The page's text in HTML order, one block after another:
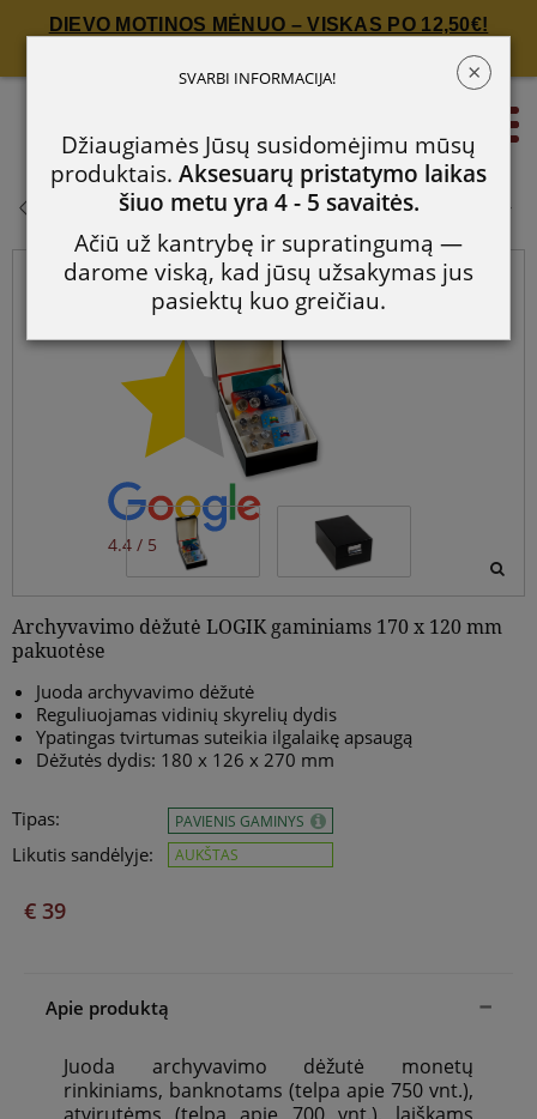
DIEVO MOTINOS MĖNUO – VISKAS PO 12,50€!
4.4 / 5
Archyvavimo dėžutė LOGIK
gaminiams 170 x 120 mm pakuotėse
Archyvavimo dėžutė LOGIK gaminiams 170 x 120 mm
pakuotėse
Juoda archyvavimo dėžutė
Reguliuojamas vidinių skyrelių dydis
Ypatingas tvirtumas suteikia ilgalaikę apsaugą
Dėžutės dydis: 180 x 126 x 270 mm
Tipas:
Likutis sandėlyje:
PAVIENIS GAMINYS
AUKŠTAS
€ 39
Apie produktą
Juoda archyvavimo dėžutė monetų
rinkiniams, banknotams (telpa apie 750 vnt.),
Archyvavimo dėžutė LOGIK
pakuotėse
×
SVARBI INFORMACIJA!
Džiaugiamės Jūsų susidomėjimu mūsų
produktais. Aksesuarų pristatymo laikas
šiuo metu yra 4 - 5 savaitės.
Ačiū už kantrybę ir supratingumą —
darome viską, kad jūsų užsakymas jus
pasiektų kuo greičiau.